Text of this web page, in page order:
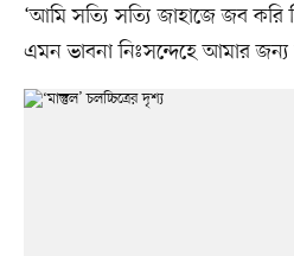
‘আমি সত্যি সত্যি জাহাজে জব করি
এমন ভাবনা নিঃসন্দেহে আমার জন্য